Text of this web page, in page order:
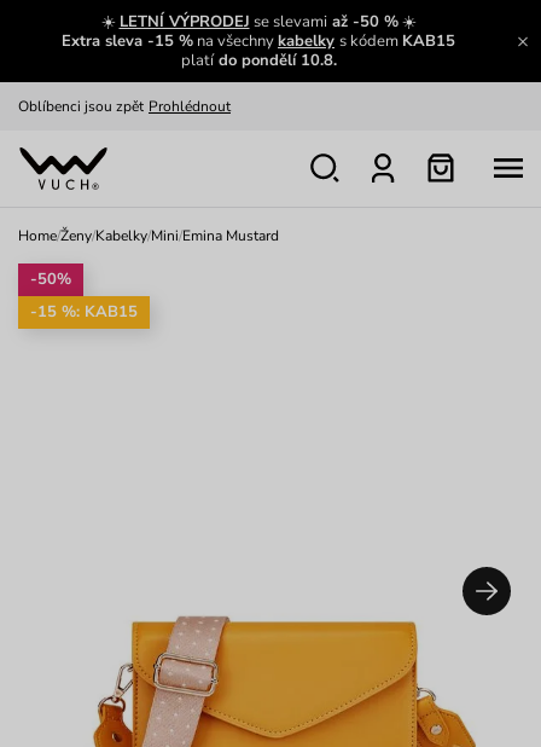
☀️ LETNÍ VÝPRODEJ se slevamiaž -50 %☀️
Extra sleva -15 % na všechnykabelky s kódem KAB15
platído pondělí 10.8.
Zajímavosti ze světa Vuch:
Zobrazit
Oblíbenci jsou zpět Prohlédnout
Nech se inspirovat
Home/Ženy/Kabelky/Mini/Emina Mustard
-50%
-15 %: KAB15